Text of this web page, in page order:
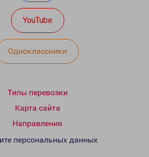
YouTube
Одноклассники
Типы перевозки
Карта сайта
Направления
персональных данных